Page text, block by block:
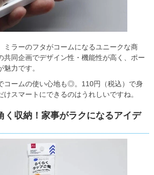
ミラーのフタがコームになるユニークな商
共同企画でデザイン性・機能性が高く、ポー
力です。
コームの使い心地も◎。110円（税込）で身
けスマートにできるのはうれしいですね。
く収納！家事がラクになるアイデ